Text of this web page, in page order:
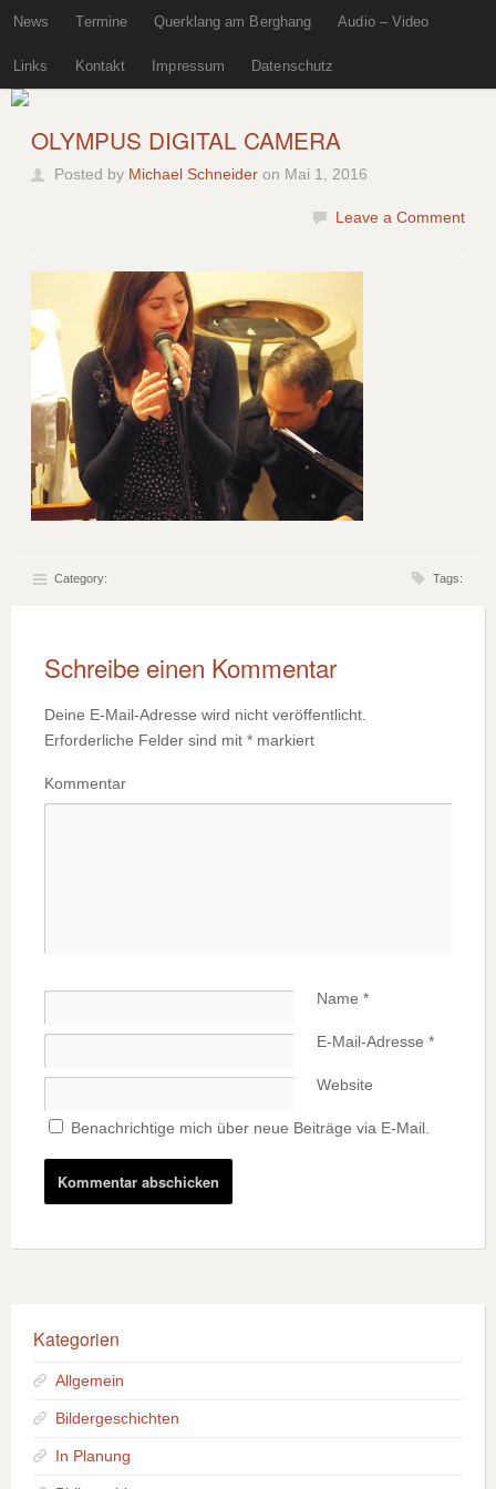
News Termine Querklang am Berghang Audio – Video
Links Kontakt Impressum Datenschutz
OLYMPUS DIGITAL CAMERA
Posted by Michael Schneider on Mai 1, 2016
Leave a Comment
Category: Tags:
Schreibe einen Kommentar
Deine E-Mail-Adresse wird nicht veröffentlicht.
Erforderliche Felder sind mit * markiert
Kommentar
Name *
E-Mail-Adresse *
Website
Benachrichtige mich über neue Beiträge via E-Mail.
Kategorien
Allgemein
Bildergeschichten
In Planung